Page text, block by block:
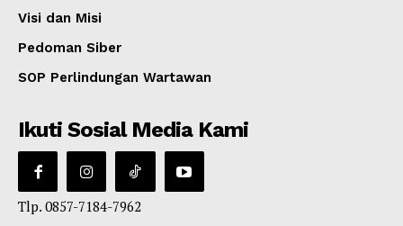
Visi dan Misi
Pedoman Siber
SOP Perlindungan Wartawan
Ikuti Sosial Media Kami
Tlp. 0857-7184-7962